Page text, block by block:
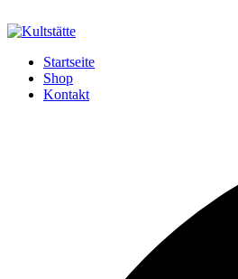
Startseite
Shop
Kontakt